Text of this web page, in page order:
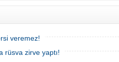
veremez!
rüsva zirve yaptı!